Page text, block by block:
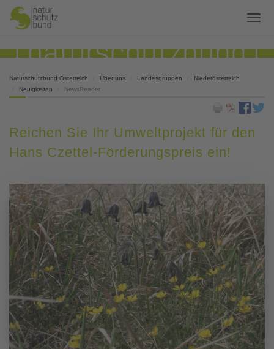
Naturschutzbund Österreich Über uns Landesgruppen
Niederösterreich
Neuigkeiten
NewsReader
Reichen Sie Ihr Umweltprojekt für den
Hans Czettel-Förderungspreis ein!